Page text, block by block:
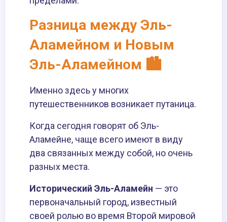
Разница между Эль-
Аламейном и Новым
Эль-Аламейном 🏙️
Именно здесь у многих
путешественников возникает путаница.
Когда сегодня говорят об Эль-
Аламейне, чаще всего имеют в виду
два связанных между собой, но очень
разных места.
Исторический Эль-Аламейн — это
первоначальный город, известный
своей ролью во время Второй мировой